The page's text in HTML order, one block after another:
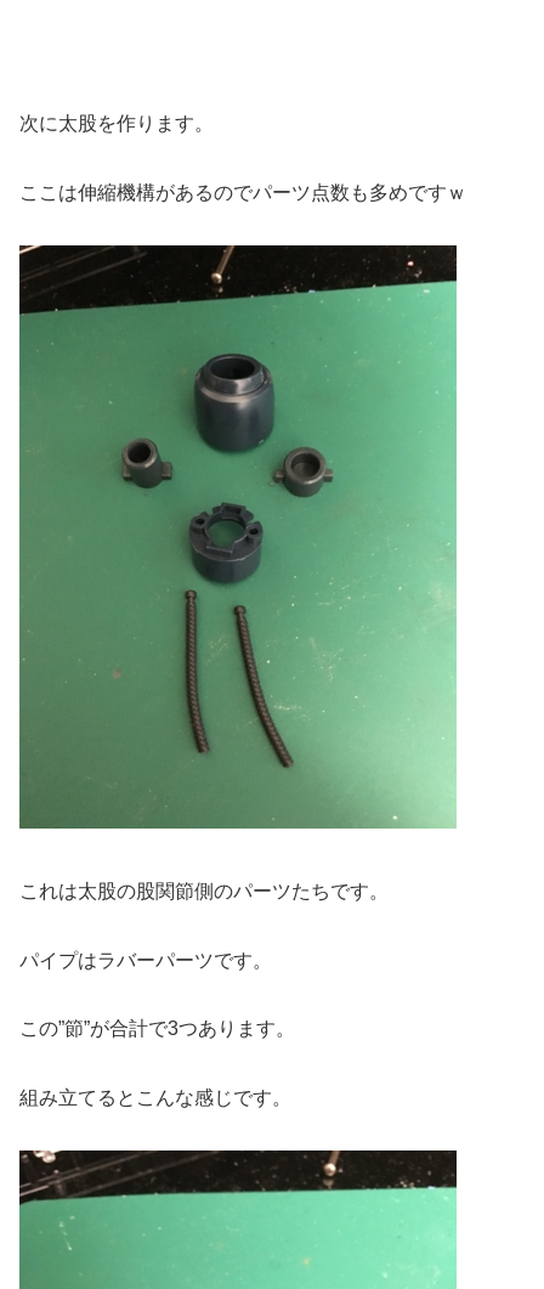
次に太股を作ります。
ここは伸縮機構があるのでパーツ点数も多めですｗ
これは太股の股関節側のパーツたちです。
パイプはラバーパーツです。
この”節”が合計で3つあります。
組み立てるとこんな感じです。